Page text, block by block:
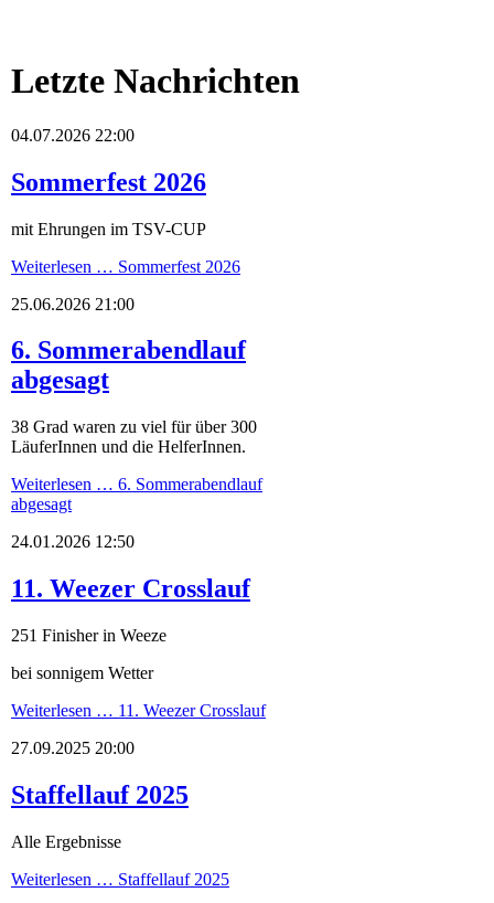
Letzte Nachrichten
04.07.2026 22:00
Sommerfest 2026
mit Ehrungen im TSV-CUP
Weiterlesen … Sommerfest 2026
25.06.2026 21:00
6. Sommerabendlauf
abgesagt
38 Grad waren zu viel für über 300
LäuferInnen und die HelferInnen.
Weiterlesen … 6. Sommerabendlauf
abgesagt
24.01.2026 12:50
11. Weezer Crosslauf
251 Finisher in Weeze
bei sonnigem Wetter
Weiterlesen … 11. Weezer Crosslauf
27.09.2025 20:00
Staffellauf 2025
Alle Ergebnisse
Weiterlesen … Staffellauf 2025